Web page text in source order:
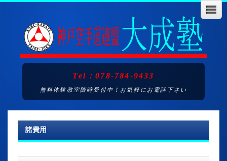
Tel：078-784-9433
無料体験教室随時受付中！お気軽にお電話下さい
諸費用